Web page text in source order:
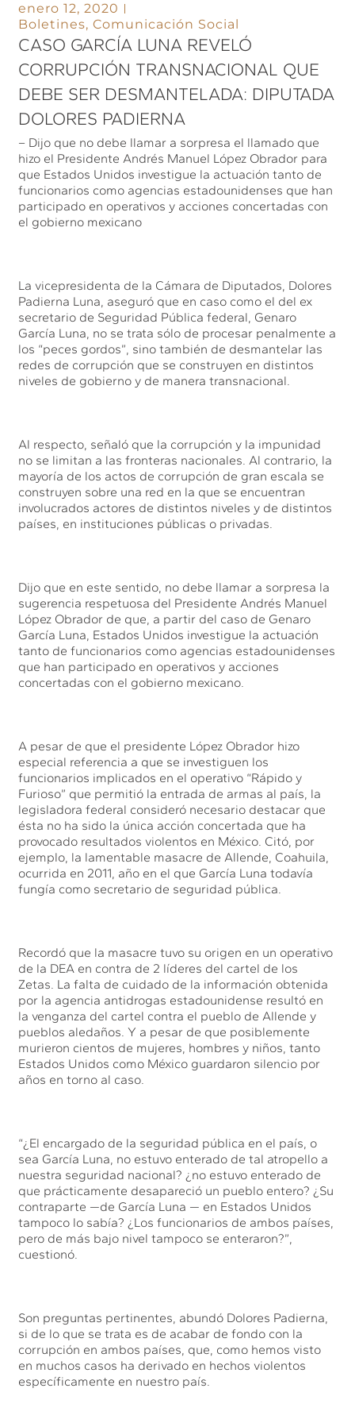
enero 12, 2020
Boletines,Comunicación Social
CASO GARCÍA LUNA REVELÓ
CORRUPCIÓN TRANSNACIONAL QUE
DEBE SER DESMANTELADA: DIPUTADA
DOLORES PADIERNA
– Dijo que no debe llamar a sorpresa el llamado que
hizo el Presidente Andrés Manuel López Obrador para
que Estados Unidos investigue la actuación tanto de
funcionarios como agencias estadounidenses que han
participado en operativos y acciones concertadas con
el gobierno mexicano
La vicepresidenta de la Cámara de Diputados, Dolores
Padierna Luna, aseguró que en caso como el del ex
secretario de Seguridad Pública federal, Genaro
García Luna, no se trata sólo de procesar penalmente a
los “peces gordos”, sino también de desmantelar las
redes de corrupción que se construyen en distintos
niveles de gobierno y de manera transnacional.
Al respecto, señaló que la corrupción y la impunidad
no se limitan a las fronteras nacionales. Al contrario, la
mayoría de los actos de corrupción de gran escala se
construyen sobre una red en la que se encuentran
involucrados actores de distintos niveles y de distintos
países, en instituciones públicas o privadas.
Dijo que en este sentido, no debe llamar a sorpresa la
sugerencia respetuosa del Presidente Andrés Manuel
López Obrador de que, a partir del caso de Genaro
García Luna, Estados Unidos investigue la actuación
tanto de funcionarios como agencias estadounidenses
que han participado en operativos y acciones
concertadas con el gobierno mexicano.
A pesar de que el presidente López Obrador hizo
especial referencia a que se investiguen los
funcionarios implicados en el operativo “Rápido y
Furioso” que permitió la entrada de armas al país, la
legisladora federal consideró necesario destacar que
ésta no ha sido la única acción concertada que ha
provocado resultados violentos en México. Citó, por
ejemplo, la lamentable masacre de Allende, Coahuila,
ocurrida en 2011, año en el que García Luna todavía
fungía como secretario de seguridad pública.
Recordó que la masacre tuvo su origen en un operativo
de la DEA en contra de 2 líderes del cartel de los
Zetas. La falta de cuidado de la información obtenida
por la agencia antidrogas estadounidense resultó en
la venganza del cartel contra el pueblo de Allende y
pueblos aledaños. Y a pesar de que posiblemente
murieron cientos de mujeres, hombres y niños, tanto
Estados Unidos como México guardaron silencio por
años en torno al caso.
“¿El encargado de la seguridad pública en el país, o
sea García Luna, no estuvo enterado de tal atropello a
nuestra seguridad nacional? ¿no estuvo enterado de
que prácticamente desapareció un pueblo entero? ¿Su
contraparte —de García Luna — en Estados Unidos
tampoco lo sabía? ¿Los funcionarios de ambos países,
pero de más bajo nivel tampoco se enteraron?”,
cuestionó.
Son preguntas pertinentes, abundó Dolores Padierna,
si de lo que se trata es de acabar de fondo con la
corrupción en ambos países, que, como hemos visto
en muchos casos ha derivado en hechos violentos
específicamente en nuestro país.